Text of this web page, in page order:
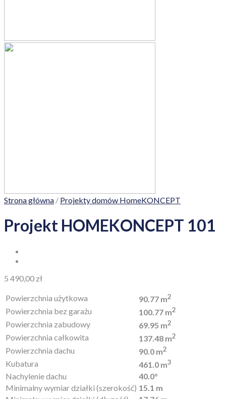
Strona główna / Projekty domów HomeKONCEPT
Projekt HOMEKONCEPT 101
5 490,00 zł
Powierzchnia użytkowa 90.77 m2
Powierzchnia bez garażu 100.77 m2
Powierzchnia zabudowy 69.95 m2
Powierzchnia całkowita 137.48 m2
Powierzchnia dachu 90.0 m2
Kubatura 461.0 m3
Nachylenie dachu
40.0°
Minimalny wymiar działki (szerokość) 15.1 m